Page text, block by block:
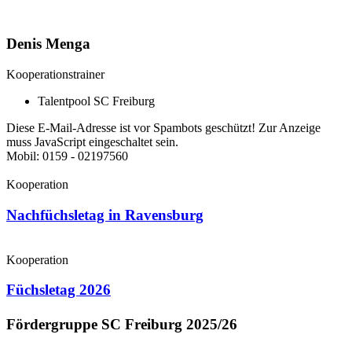
Denis Menga
Kooperationstrainer
Talentpool SC Freiburg
Diese E-Mail-Adresse ist vor Spambots geschützt! Zur Anzeige
muss JavaScript eingeschaltet sein.
Mobil: 0159 - 02197560
Kooperation
Nachfüchsletag in Ravensburg
Kooperation
Füchsletag 2026
Fördergruppe SC Freiburg 2025/26